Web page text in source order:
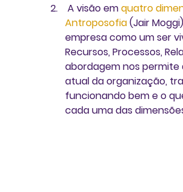
A visão em quatro
Antroposofia (Jair
empresa como um ser
Recursos, Processos,
abordagem nos
atual da organização,
funcionando bem e o
cada uma das